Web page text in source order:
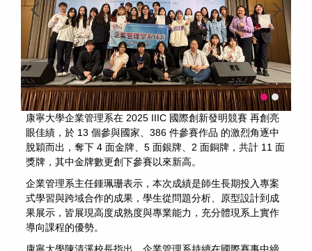
康寧大學企業管理系在 2025 IIIC 國際創新發明競賽 再創亮
眼佳績，於 13 個參與國家、386 件參賽作品 的激烈角逐中
脫穎而出，奪下 4 面金牌、5 面銀牌、2 面銅牌，共計 11 面
獎牌，其中金牌數更創下參賽以來新高。
企業管理系主任鍾珮珊表示，本次成績是師生長期投入專案
式學習與跨域合作的成果，學生從問題分析、原型設計到成
果展示，皆展現高度成熟度與專業能力，充分體現系上實作
導向課程的優勢。